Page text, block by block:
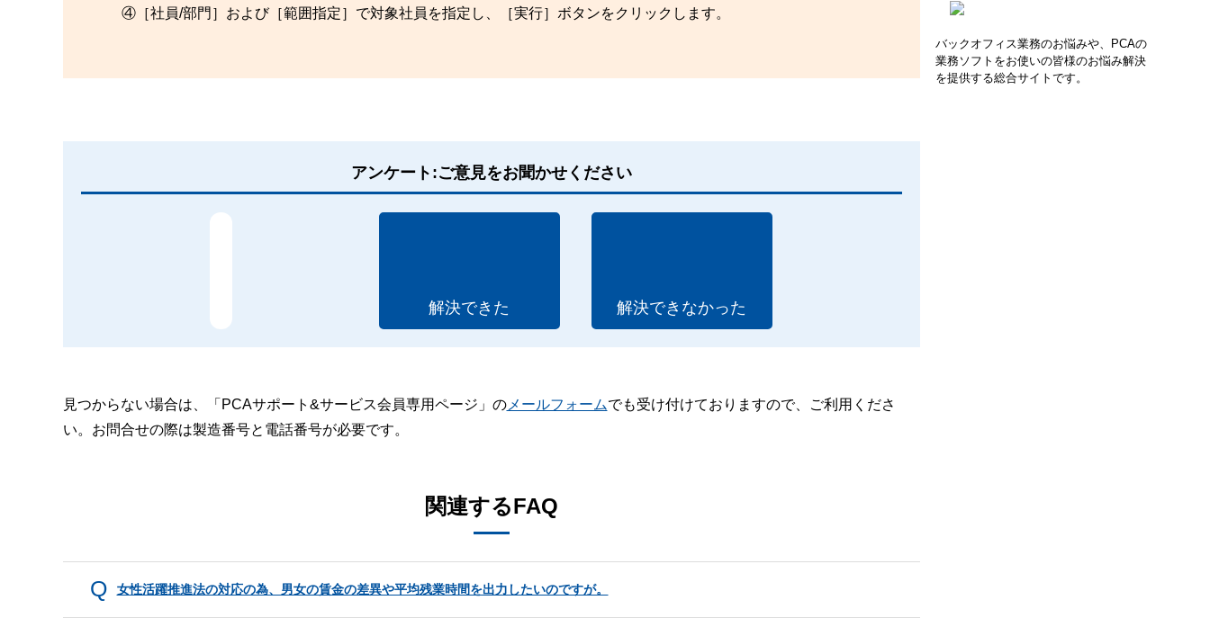
バックオフィス業務のお悩みや、PCAの
業務ソフトをお使いの皆様のお悩み解決
を提供する総合サイトです。
④［社員/部門］および［範囲指定］で対象社員を指定し、［実行］ボタンをクリックします。
アンケート:ご意見をお聞かせください
解決できた 解決できなかった
見つからない場合は、「PCAサポート&サービス会員専用ページ」のメールフォームでも受け付けておりますので、ご利用くださ
い。お問合せの際は製造番号と電話番号が必要です。
関連するFAQ
女性活躍推進法の対応の為、男女の賃金の差異や平均残業時間を出力したいのですが。